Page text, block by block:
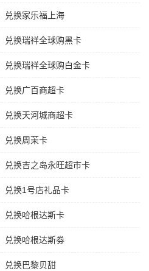
兑换家乐福上海
兑换瑞祥全球购黑卡
兑换瑞祥全球购白金卡
兑换广百商超卡
兑换天河城商超卡
兑换周茉卡
兑换吉之岛永旺超市卡
兑换1号店礼品卡
兑换哈根达斯卡
兑换哈根达斯劵
兑换巴黎贝甜